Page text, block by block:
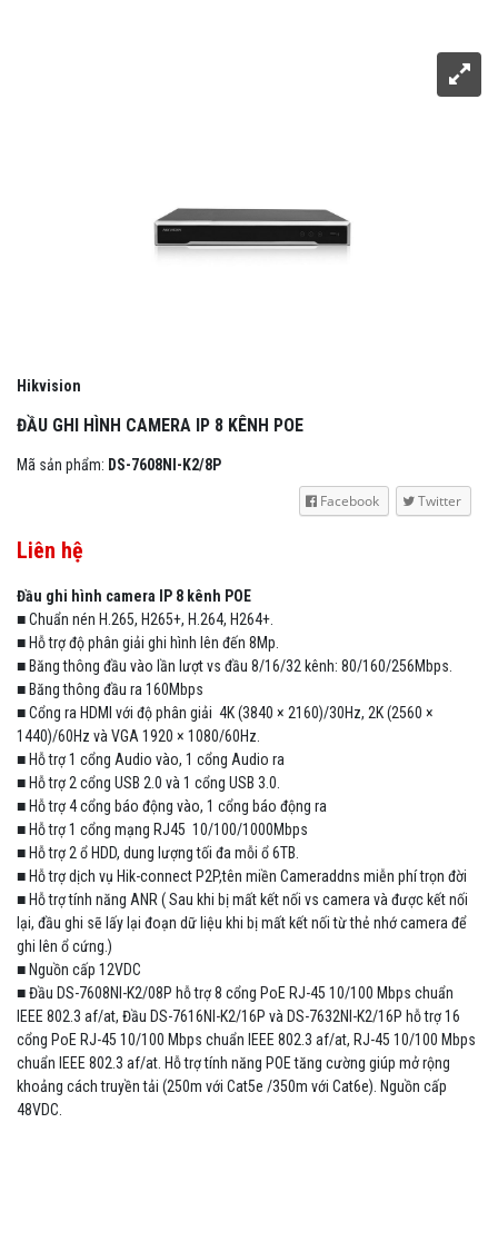
Hikvision
ĐẦU GHI HÌNH CAMERA IP 8 KÊNH POE
Mã sản phẩm: DS-7608NI-K2/8P
Facebook Twitter
Liên hệ
Đầu ghi hình camera IP 8 kênh POE
■Chuẩn nén H.265, H265+, H.264, H264+.
■ Hỗ trợ độ phân giải ghi hình lên đến 8Mp.
■ Băng thông đầu vào lần lượt vs đầu 8/16/32 kênh: 80/160/256Mbps.
■ Băng thông đầu ra 160Mbps
■Cổng ra HDMI với độ phân giải 4K (3840 × 2160)/30Hz, 2K (2560 ×
1440)/60Hz và VGA 1920 × 1080/60Hz.
■ Hỗ trợ 1 cổng Audio vào, 1 cổng Audio ra
■ Hỗ trợ 2 cổng USB 2.0 và 1 cổng USB 3.0.
■ Hỗ trợ 4 cổng báo động vào, 1 cổng báo động ra
■ Hỗ trợ 1 cổng mạng RJ45 10/100/1000Mbps
■ Hỗ trợ 2 ổ HDD, dung lượng tối đa mỗi ổ 6TB.
■ Hỗ trợ dịch vụ Hik-connect P2P,tên miền Cameraddns miễn phí trọn đời
■ Hỗ trợ tính năng ANR ( Sau khi bị mất kết nối vs camera và được kết nối
lại, đầu ghi sẽ lấy lại đoạn dữ liệu khi bị mất kết nối từ thẻ nhớ camera để
ghi lên ổ cứng.)
■ Nguồn cấp 12VDC
■Đầu DS-7608NI-K2/08P hỗ trợ 8 cổng PoE RJ-45 10/100 Mbps chuẩn
IEEE 802.3 af/at, Đầu DS-7616NI-K2/16P và DS-7632NI-K2/16P hỗ trợ 16
cổng PoE RJ-45 10/100 Mbps chuẩn IEEE 802.3 af/at, RJ-45 10/100 Mbps
chuẩn IEEE 802.3 af/at. Hỗ trợ tính năng POE tăng cường giúp mở rộng
khoảng cách truyền tải (250m với Cat5e /350m với Cat6e). Nguồn cấp
48VDC.